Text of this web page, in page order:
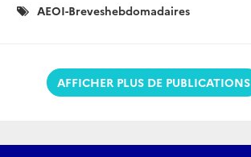
Catégories
AEOI-Breveshebdomadaires
AFFICHER PLUS DE PUBLICATIONS